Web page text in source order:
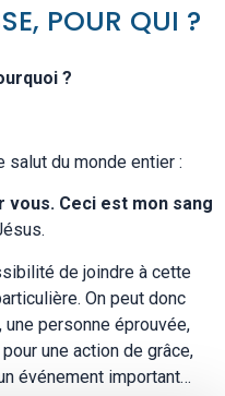
POUR QUI ?
?
du monde entier :
vous. Ceci est mon sang
de joindre à cette
On peut donc
personne éprouvée,
une action de grâce,
événement important…